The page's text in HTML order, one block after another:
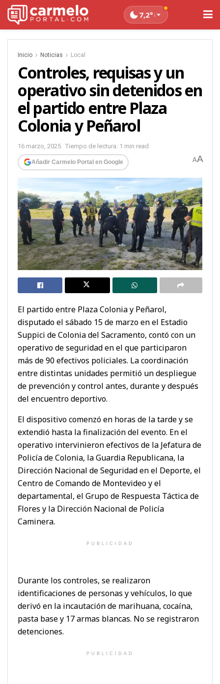
7,2°↓
Inicio Noticias Local
Controles, requisas y un
operativo sin detenidos en
el partido entre Plaza
Colonia y Peñarol
16 marzo, 2025 Tiempo de lectura: 1 min read
Añadir Carmelo Portal en Google AA
El partido entre Plaza Colonia y Peñarol,
disputado el sábado 15 de marzo en el Estadio
Suppici de Colonia del Sacramento, contó con un
operativo de seguridad en el que participaron
más de 90 efectivos policiales. La coordinación
entre distintas unidades permitió un despliegue
de prevención y control antes, durante y después
del encuentro deportivo.
El dispositivo comenzó en horas de la tarde y se
extendió hasta la finalización del evento. En el
operativo intervinieron efectivos de la Jefatura de
Policía de Colonia, la Guardia Republicana, la
Dirección Nacional de Seguridad en el Deporte, el
Centro de Comando de Montevideo y el
departamental, el Grupo de Respuesta Táctica de
Flores y la Dirección Nacional de Policía
Caminera.
PUBLICIDAD
Durante los controles, se realizaron
identificaciones de personas y vehículos, lo que
derivó en la incautación de marihuana, cocaína,
pasta base y 17 armas blancas. No se registraron
detenciones.
PUBLICIDAD